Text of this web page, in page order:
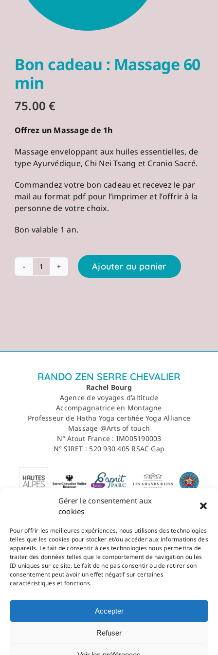
Gérer le consentement aux
cookies
Pour offrir les meilleures expériences, nous utilisons des technologies
telles que les cookies pour stocker et/ou accéder aux informations des
appareils. Le fait de consentir à ces technologies nous permettra de
traiter des données telles que le comportement de navigation ou les
ID uniques sur ce site. Le fait de ne pas consentir ou de retirer son
consentement peut avoir un effet négatif sur certaines
caractéristiques et fonctions.
Accepter
Refuser
Bon cadeau : Massage 60
min
75.00€
Offrez un Massage de 1h
Massage enveloppant aux huiles essentielles, de
type Ayurvédique, Chi Nei Tsang et Cranio Sacré.
Commandez votre bon cadeau et recevez le par
mail au format pdf pour l’imprimer et l’offrir à la
personne de votre choix.
Bon valable 1 an.
quantité
min
Ajouter au panier
RANDO ZEN SERRE CHEVALIER
Rachel Bourg
Agence de voyages d'altitude
Accompagnatrice en Montagne
Professeur de Hatha Yoga certiﬁée Yoga Alliance
Massage @Arts of touch
N° Atout France : IM005190003
N° SIRET : 520 930 405 RSAC Gap
Contact
Conditions Générales de Vente
Mentions légales
Politique de confidentialité